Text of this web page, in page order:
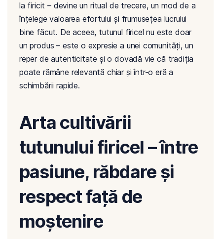
la firicit – devine un ritual de trecere, un mod de a
înțelege valoarea efortului și frumusețea lucrului
bine făcut. De aceea, tutunul firicel nu este doar
un produs – este o expresie a unei comunități, un
reper de autenticitate și o dovadă vie că tradiția
poate rămâne relevantă chiar și într-o eră a
schimbării rapide.
Arta cultivării
tutunului firicel – între
pasiune, răbdare și
respect față de
moștenire